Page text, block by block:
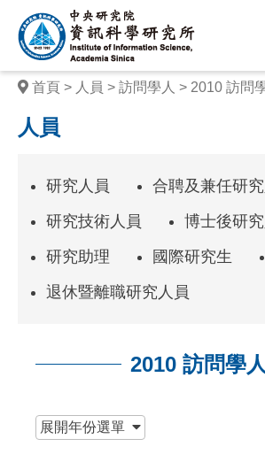
中
央
研
究
院
學
研
所
首頁 人員 訪問學人 2010 訪問
人員
研究人員
合聘及兼任研
研究技術人員
博士後研
研究助理
國際研究生
退休暨離職研究人員
2010 訪問學人
展開年份選單